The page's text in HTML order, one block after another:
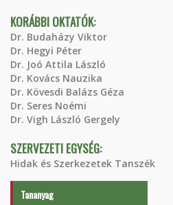
KORÁBBI OKTATÓK:
Dr. Budaházy Viktor
Dr. Hegyi Péter
Dr. Joó Attila László
Dr. Kovács Nauzika
Dr. Kövesdi Balázs Géza
Dr. Seres Noémi
Dr. Vigh László Gergely
SZERVEZETI EGYSÉG:
Hidak és Szerkezetek Tanszék
Tananyag